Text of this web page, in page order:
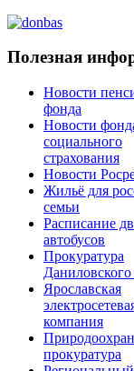
Полезная
Новости
фонда
Новости
социального
страхования
Новости
Жильё для
семьи
Расписание
автобусов
Прокуратура
Ярославская
компания
прокуратура